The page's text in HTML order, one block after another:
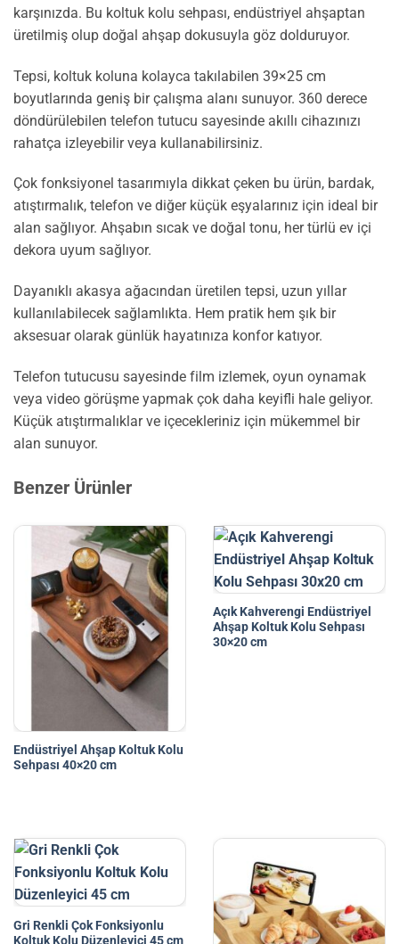
karşınızda. Bu koltuk kolu sehpası, endüstriyel ahşaptan
üretilmiş olup doğal ahşap dokusuyla göz dolduruyor.
Tepsi, koltuk koluna kolayca takılabilen 39×25 cm
boyutlarında geniş bir çalışma alanı sunuyor. 360 derece
döndürülebilen telefon tutucu sayesinde akıllı cihazınızı
rahatça izleyebilir veya kullanabilirsiniz.
Çok fonksiyonel tasarımıyla dikkat çeken bu ürün, bardak,
atıştırmalık, telefon ve diğer küçük eşyalarınız için ideal bir
alan sağlıyor. Ahşabın sıcak ve doğal tonu, her türlü ev içi
dekora uyum sağlıyor.
Dayanıklı akasya ağacından üretilen tepsi, uzun yıllar
kullanılabilecek sağlamlıkta. Hem pratik hem şık bir
aksesuar olarak günlük hayatınıza konfor katıyor.
Telefon tutucusu sayesinde film izlemek, oyun oynamak
veya video görüşme yapmak çok daha keyifli hale geliyor.
Küçük atıştırmalıklar ve içecekleriniz için mükemmel bir
alan sunuyor.
Benzer Ürünler
Endüstriyel Ahşap Koltuk Kolu
Sehpası 40×20 cm
Açık Kahverengi Endüstriyel
Ahşap Koltuk Kolu Sehpası
30×20 cm
Gri Renkli Çok Fonksiyonlu
Koltuk Kolu Düzenleyici 45 cm